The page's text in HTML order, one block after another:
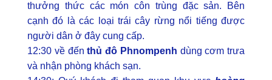
thưởng thức các món côn trùng đặc sản. Bên
cạnh đó là các loại trái cây rừng nổi tiếng được
người dân ở đây cung cấp.
12:30 về đếnthủ đô Phnompenh dùng cơm trưa
và nhận phòng khách sạn.